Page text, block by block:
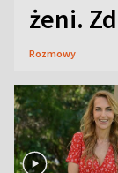
żeni.
Rozmowy